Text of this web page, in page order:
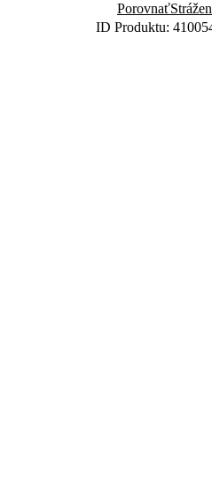
Porovnať
ID Produktu: